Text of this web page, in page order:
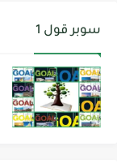
سوبر قول 1